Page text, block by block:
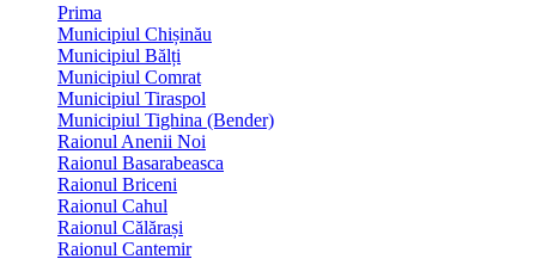
Prima
Municipiul Chișinău
Municipiul Bălți
Municipiul Comrat
Municipiul Tiraspol
Municipiul Tighina (Bender)
Raionul Anenii Noi
Raionul Basarabeasca
Raionul Briceni
Raionul Cahul
Raionul Călărași
Raionul Cantemir